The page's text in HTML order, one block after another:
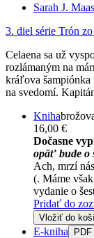
Sarah J. Maas
3. diel série Trón
Celaena sa už
rozlámaným na
kráľova
na svedomí.
Kniha
16,00 €
Dočasne
opäť bude o
Ach, mrzí
(. Máme
vydanie o
Pridať do
Vložiť do
E-kniha PDF